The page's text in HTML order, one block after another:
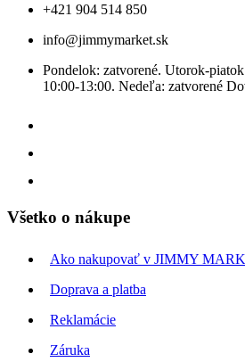
+421 904 514 850
info@jimmymarket.sk
Pondelok: zatvorené. Utorok-
10:00-13:00. Nedeľa: zatvorené
Všetko o nákupe
Ako nakupovať v JIMMY
Doprava a platba
Reklamácie
Záruka